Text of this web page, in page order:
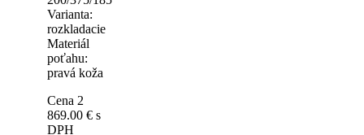
Doporučujeme
Zľava
TOP produkt
Kožená
sedačka v
tvare U -
SIMONA